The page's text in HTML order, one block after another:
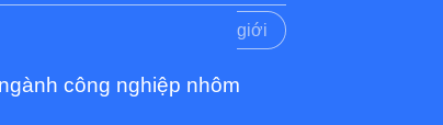
giới
công nghiệp nhôm